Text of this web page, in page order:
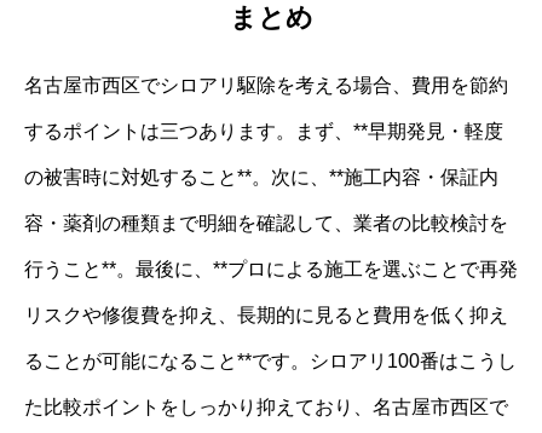
まとめ
名古屋市西区でシロアリ駆除を考える場合、費用を節約
するポイントは三つあります。まず、**早期発見・軽度
の被害時に対処すること**。次に、**施工内容・保証内
容・薬剤の種類まで明細を確認して、業者の比較検討を
行うこと**。最後に、**プロによる施工を選ぶことで再発
リスクや修復費を抑え、長期的に見ると費用を低く抑え
ることが可能になること**です。シロアリ100番はこうし
た比較ポイントをしっかり抑えており、名古屋市西区で